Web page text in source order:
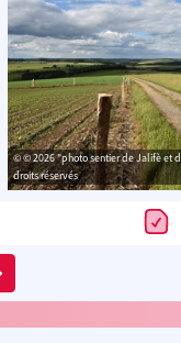
© © 2026 "photo sentier de Jalifè et
droits réservés